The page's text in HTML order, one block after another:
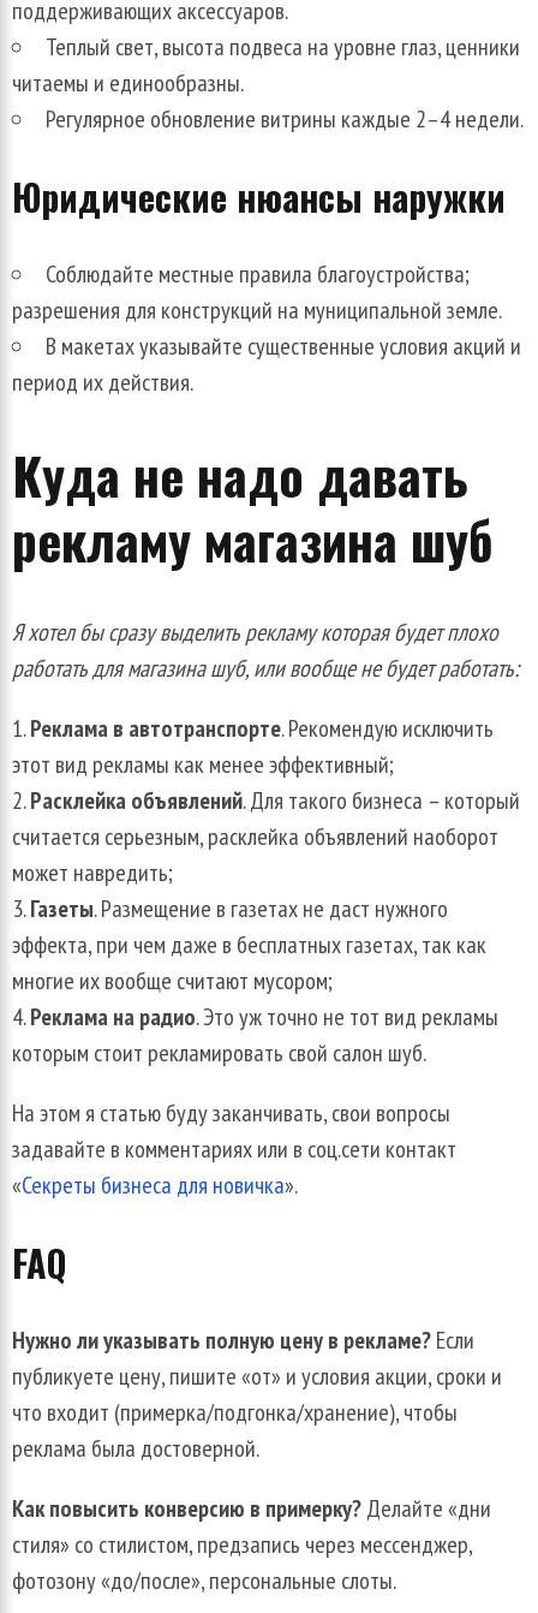
поддерживающих аксессуаров.
Теплый свет, высота подвеса на уровне глаз, ценники
читаемы и единообразны.
Регулярное обновление витрины каждые 2–4 недели.
Юридические нюансы наружки
Соблюдайте местные правила благоустройства;
разрешения для конструкций на муниципальной земле.
В макетах указывайте существенные условия акций и
период их действия.
Куда не надо давать
рекламу магазина шуб
Я хотел бы сразу выделить рекламу которая будет плохо
работать для магазина шуб, или вообще не будет работать:
Реклама в автотранспорте. Рекомендую исключить
этот вид рекламы как менее эффективный;
Расклейка объявлений. Для такого бизнеса – который
считается серьезным, расклейка объявлений наоборот
может навредить;
Газеты. Размещение в газетах не даст нужного
эффекта, при чем даже в бесплатных газетах, так как
многие их вообще считают мусором;
Реклама на радио. Это уж точно не тот вид рекламы
которым стоит рекламировать свой салон шуб.
На этом я статью буду заканчивать, свои вопросы
задавайте в комментариях или в соц.сети контакт
«Секреты бизнеса для новичка».
FAQ
Нужно ли указывать полную цену в рекламе?Если
публикуете цену, пишите «от» и условия акции, сроки и
что входит (примерка/подгонка/хранение), чтобы
реклама была достоверной.
Как повысить конверсию в примерку?Делайте «дни
стиля» со стилистом, предзапись через мессенджер,
фотозону «до/после», персональные слоты.